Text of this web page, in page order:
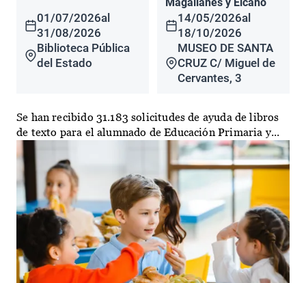
01/07/2026al
31/08/2026
Biblioteca Pública
del Estado
14/05/2026al
18/10/2026
MUSEO DE SANTA
CRUZ C/ Miguel de
Cervantes, 3
Se han recibido 31.183 solicitudes de ayuda de libros
de texto para el alumnado de Educación Primaria y...